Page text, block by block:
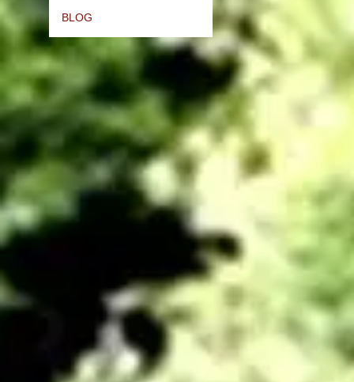
BLOG